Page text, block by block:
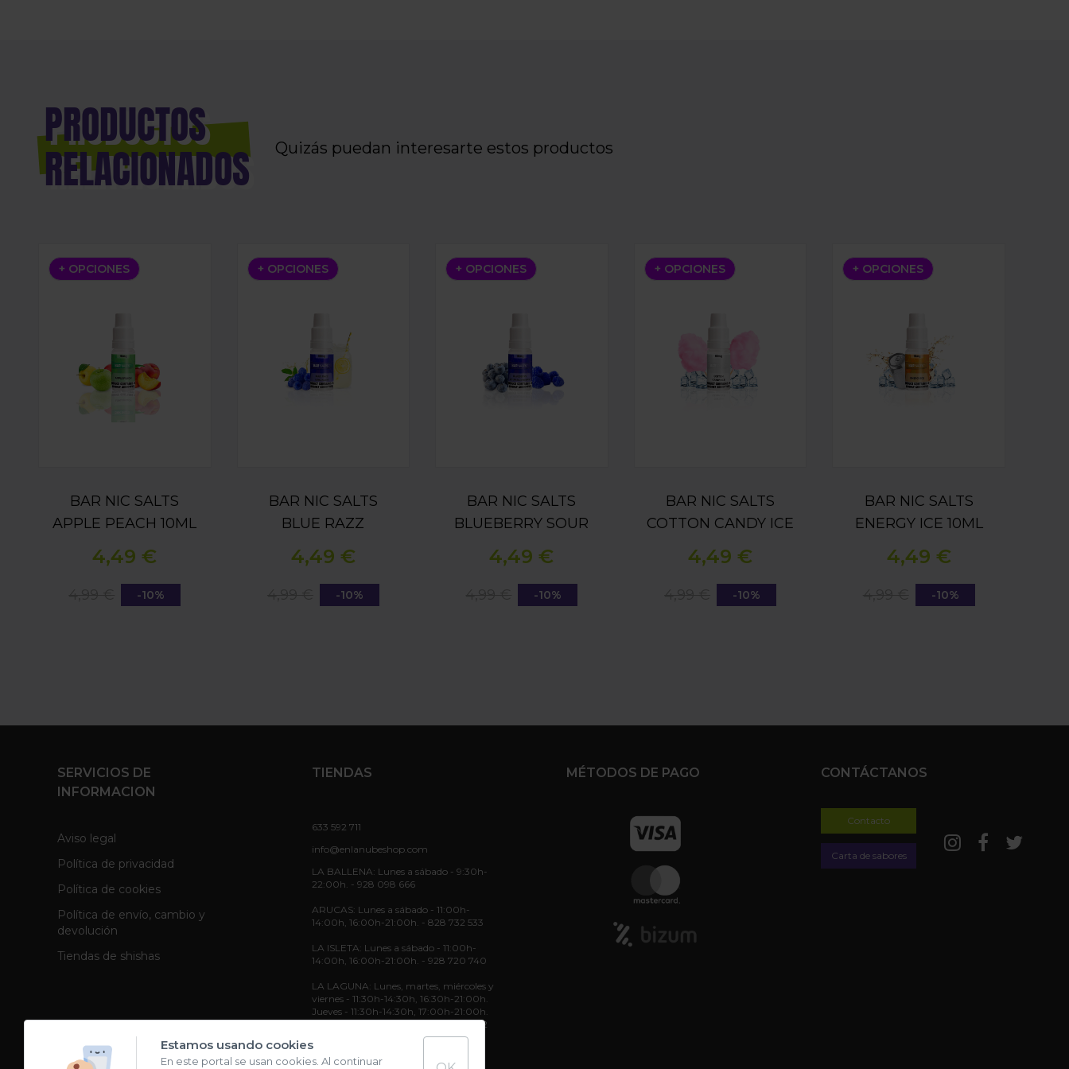
PRODUCTOS
RELACIONADOS Quizás puedan interesarte estos productos
+ OPCIONES
BAR NIC SALTS
APPLE PEACH 10ML
4,49 €
-10%
+ OPCIONES
BAR NIC SALTS
BLUE RAZZ
LEMONADE 10ML
4,49 €
-10%
+ OPCIONES
BAR NIC SALTS
BLUEBERRY SOUR
RASPBERRY 10ML
4,49 €
-10%
+ OPCIONES
BAR NIC SALTS
COTTON CANDY ICE
10ML
4,49 €
-10%
+ OPCIONES
BAR NIC SALTS
ENERGY ICE 10ML
4,49 €
-10%
SERVICIOS DE
INFORMACION
Aviso legal
Política de privacidad
Política de cookies
Política de envío, cambio y
devolución
Tiendas de shishas
TIENDAS
633 592 711
info@enlanubeshop.com
LA BALLENA: Lunes a sábado - 9:30h-
22:00h. - 928 098 666
ARUCAS: Lunes a sábado - 11:00h-
14:00h, 16:00h-21:00h. - 828 732 533
LA ISLETA: Lunes a sábado - 11:00h-
14:00h, 16:00h-21:00h. - 928 720 740
LA LAGUNA: Lunes, martes, miércoles y
viernes - 11:30h-14:30h, 16:30h-21:00h.
Jueves - 11:30h-14:30h, 17:00h-21:00h.
Sábado - 11:30h-14:30h. - 822 70 36 52
MÉTODOS DE PAGO CONTÁCTANOS
Contacto
Carta de sabores
Estamos usando cookies
En este portal se usan cookies. Al continuar